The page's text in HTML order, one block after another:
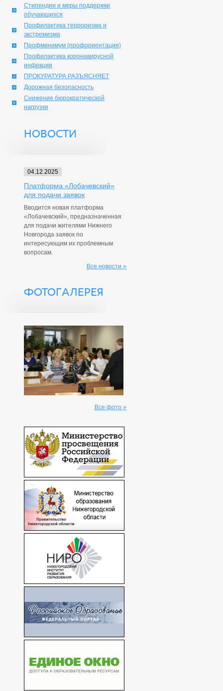
Стипендии и меры поддержки
обучающихся
Профилактика терроризма и
экстремизма
Профминимум (профориентация)
Профилактика коронавирусной
инфекции
ПРОКУРАТУРА РАЗЪЯСНЯЕТ
Дорожная безопасность
Снижение бюрократической
нагрузки
НОВОСТИ
04.12.2025
Платформа «Лобачевский»
для подачи заявок
Вводится новая платформа
«Лобачевский», предназначенная
для подачи жителями Нижнего
Новгорода заявок по
интересующим их проблемным
вопросам.
Все новости »
ФОТОГАЛЕРЕЯ
Все фото »